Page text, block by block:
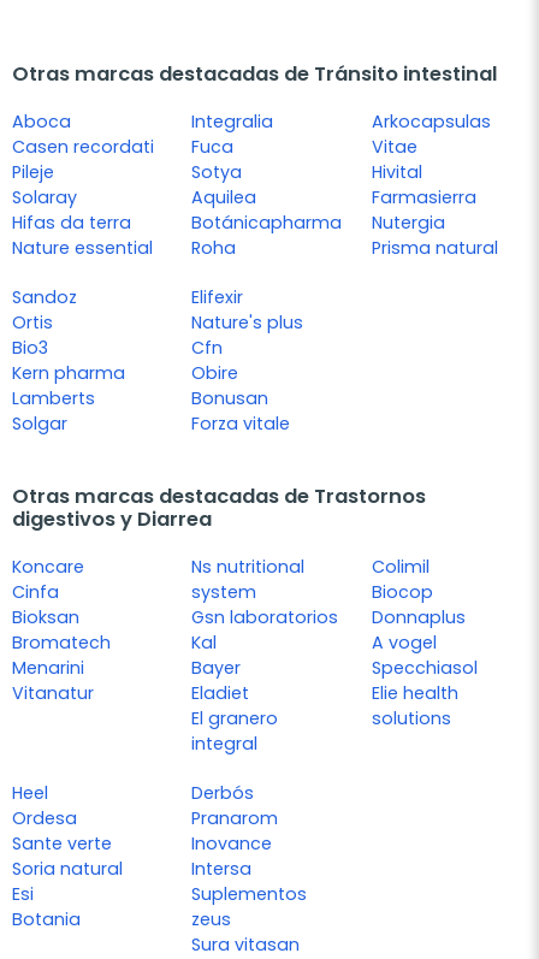
Otras marcas destacadas de Tránsito intestinal
Aboca
Casen recordati
Pileje
Solaray
Hifas da terra
Nature essential
Integralia
Fuca
Sotya
Aquilea
Botánicapharma
Roha
Arkocapsulas
Vitae
Hivital
Farmasierra
Nutergia
Prisma natural
Sandoz
Ortis
Bio3
Kern pharma
Lamberts
Solgar
Elifexir
Nature's plus
Cfn
Obire
Bonusan
Forza vitale
Otras marcas destacadas de Trastornos
digestivos y Diarrea
Koncare
Cinfa
Bioksan
Bromatech
Menarini
Vitanatur
Ns nutritional
system
Gsn laboratorios
Kal
Bayer
Eladiet
El granero
integral
Colimil
Biocop
Donnaplus
A vogel
Specchiasol
Elie health
solutions
Heel
Ordesa
Sante verte
Soria natural
Esi
Botania
Derbós
Pranarom
Inovance
Intersa
Suplementos
zeus
Sura vitasan